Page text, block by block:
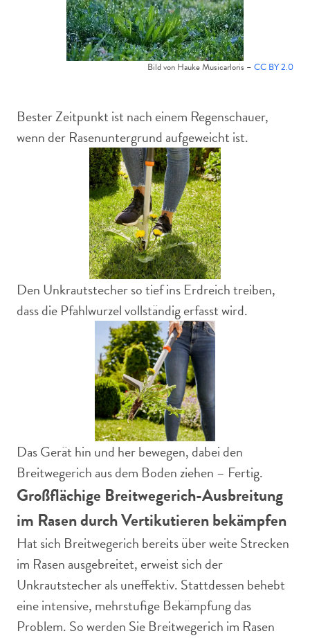
Bild von Hauke Musicarloris – CC BY 2.0
Bester Zeitpunkt ist nach einem Regenschauer,
wenn der Rasenuntergrund aufgeweicht ist.
Den Unkrautstecher so tief ins Erdreich treiben,
dass die Pfahlwurzel vollständig erfasst wird.
Das Gerät hin und her bewegen, dabei den
Breitwegerich aus dem Boden ziehen – Fertig.
Großflächige Breitwegerich-Ausbreitung
im Rasen durch Vertikutieren bekämpfen
Hat sich Breitwegerich bereits über weite Strecken
im Rasen ausgebreitet, erweist sich der
Unkrautstecher als uneffektiv. Stattdessen behebt
eine intensive, mehrstufige Bekämpfung das
Problem. So werden Sie Breitwegerich im Rasen